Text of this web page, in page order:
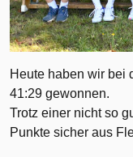
Heute haben wir bei
41:29 gewonnen.
Trotz einer nicht so
Punkte sicher aus